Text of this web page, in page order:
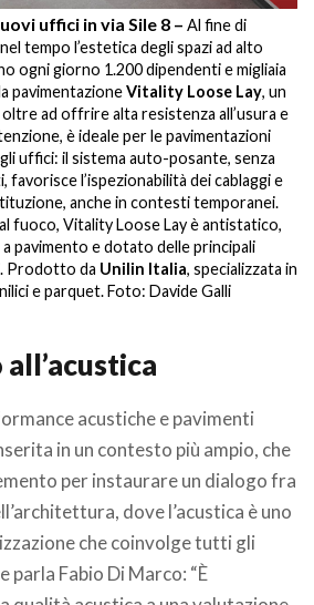
uffici in via Sile 8 – Al fine di
tempo l’estetica degli spazi ad alto
ogni giorno 1.200 dipendenti e migliaia
pavimentazioneVitality Loose Lay, un
ad offrire alta resistenza all’usura e
è ideale per le pavimentazioni
uffici: il sistema auto-posante, senza
favorisce l’ispezionabilità dei cablaggi e
anche in contesti temporanei.
fuoco, Vitality Loose Lay è antistatico,
pavimento e dotato delle principali
Prodotto da Unilin Italia, specializzata in
e parquet. Foto: Davide Galli
acustiche e pavimenti
in un contesto più ampio, che
per instaurare un dialogo fra
dove l’acustica è uno
che coinvolge tutti gli
Fabio Di Marco: “È